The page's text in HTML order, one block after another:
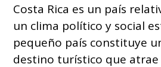
Costa Rica es un país
un clima político y social
pequeño país constituye
destino turístico que atrae